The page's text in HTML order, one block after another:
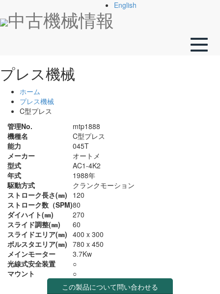
中古機械情報
English
Toggle
プレス機械
ホーム
プレス機械
C型プレス
管理No.
mtp1888
機種名
C型プレス
能力
045T
メーカー
オートメ
型式
AC1-4K2
年式
1988年
駆動方式
クランクモーション
ストローク長さ(㎜)
120
ストローク数（SPM)80
ダイハイト(㎜)
270
スライド調整(㎜)
60
スライドエリア(㎜) 400 x 300
ボルスタエリア(㎜) 780 x 450
メインモーター
3.7Kw
光線式安全装置
○
マウント
○
この製品について問い合わせる